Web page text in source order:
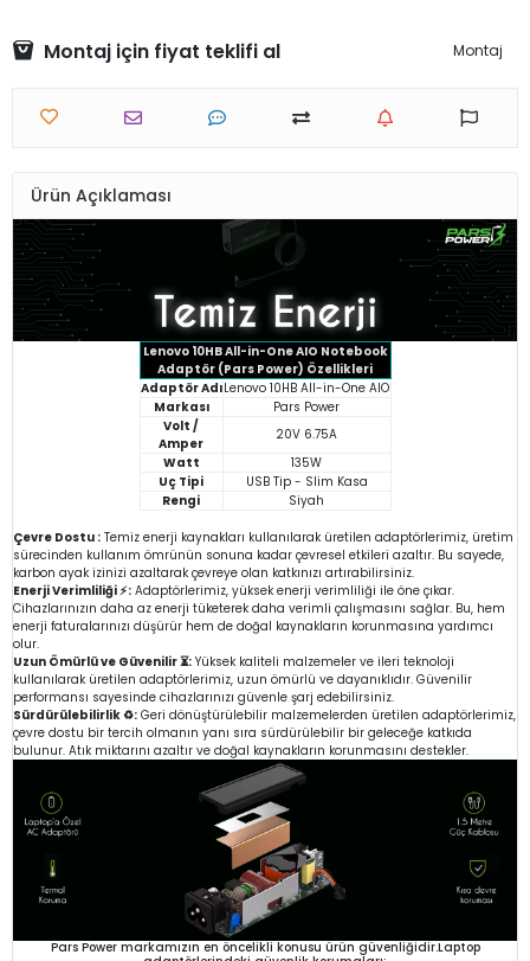
Montaj için fiyat teklifi al Montaj
Ürün Açıklaması
Lenovo 10HB All-in-One AIO Notebook
Adaptör (Pars Power) Özellikleri
Adaptör AdıLenovo 10HB All-in-One AIO
Markası
Pars Power
Volt /
Amper
20V 6.75A
Watt
135W
Uç Tipi
USB Tip - Slim Kasa
Rengi
Siyah
Çevre Dostu : Temiz enerji kaynakları kullanılarak üretilen adaptörlerimiz, üretim
sürecinden kullanım ömrünün sonuna kadar çevresel etkileri azaltır. Bu sayede,
karbon ayak izinizi azaltarak çevreye olan katkınızı artırabilirsiniz.
Enerji Verimliliği ⚡: Adaptörlerimiz, yüksek enerji verimliliği ile öne çıkar.
Cihazlarınızın daha az enerji tüketerek daha verimli çalışmasını sağlar. Bu, hem
enerji faturalarınızı düşürür hem de doğal kaynakların korunmasına yardımcı
olur.
Uzun Ömürlü ve Güvenilir ⏳: Yüksek kaliteli malzemeler ve ileri teknoloji
kullanılarak üretilen adaptörlerimiz, uzun ömürlü ve dayanıklıdır. Güvenilir
performansı sayesinde cihazlarınızı güvenle şarj edebilirsiniz.
Sürdürülebilirlik ♻️: Geri dönüştürülebilir malzemelerden üretilen adaptörlerimiz,
çevre dostu bir tercih olmanın yanı sıra sürdürülebilir bir geleceğe katkıda
bulunur. Atık miktarını azaltır ve doğal kaynakların korunmasını destekler.
Pars Power markamızın en öncelikli konusu ürün güvenliğidir.Laptop